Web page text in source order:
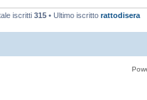
iscritti 315 • Ultimo iscritto rattodisera